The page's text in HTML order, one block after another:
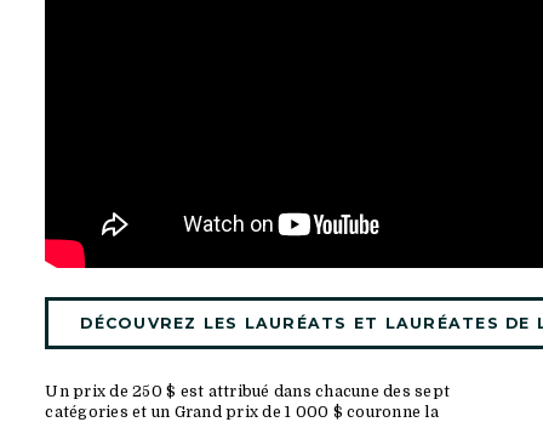
DÉCOUVREZ LES LAURÉATS ET LAURÉATES
Un prix de 250 $ est attribué dans chacune des sept
catégories et un Grand prix de 1 000 $ couronne la